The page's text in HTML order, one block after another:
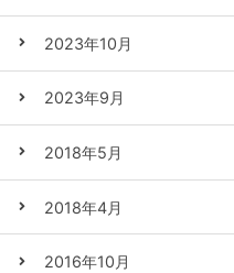
2023年10月
2023年9月
2018年5月
2018年4月
2016年10月